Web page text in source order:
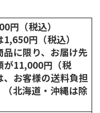
円（税込）
円（税込）
品に限り、お届け先
が11,000円（税
お客様の送料負担
北海道・沖縄は除